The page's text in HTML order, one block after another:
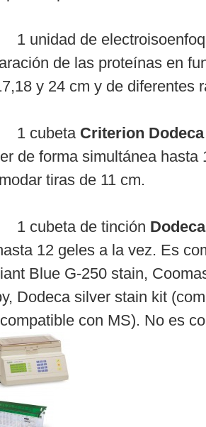
de
de las proteínas en
y 24 cm y de diferentes
cubeta Criterion
de forma simultánea
tiras de 11 cm.
de tinción
12 geles a la vez. Es
Blue G-250 stain,
Dodeca silver stain kit
con MS). No es